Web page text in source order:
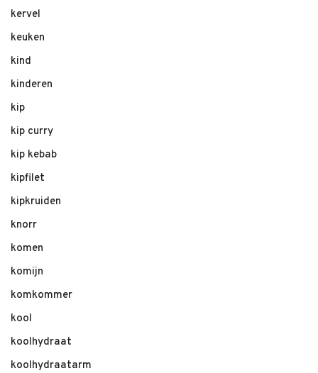
kervel
keuken
kind
kinderen
kip
kip curry
kip kebab
kipfilet
kipkruiden
knorr
komen
komijn
komkommer
kool
koolhydraat
koolhydraatarm